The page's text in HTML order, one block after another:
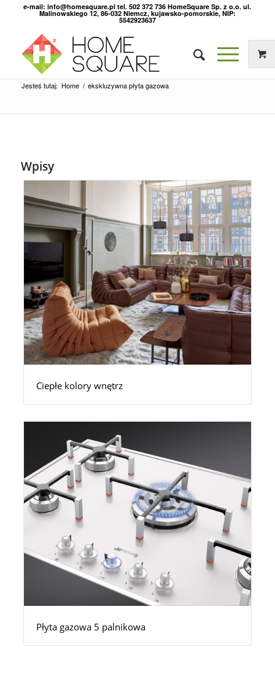
e-mail: info@homesquare.pl tel. 502 372 736 HomeSquare Sp. z o.o. ul.
Malinowskiego 12, 86-032 Niemcz, kujawsko-pomorskie, NIP:
5542923637
Jesteś tutaj: Home / ekskluzywna płyta gazowa
Wpisy
Ciepłe kolory wnętrz
Płyta gazowa 5 palnikowa